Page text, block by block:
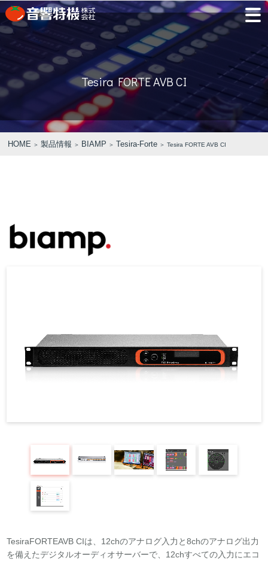
EN
PRODUCTS
製品情報
⾳響特機の特長
CONCEPT
⾳響特機の特長
特
機
特
モ
ル
ル
ム
PICK UP TRAINING
COMPANY
企業情報
概
要
営
所
社
沿
革
採
情
報
Tesira FORTE AVB CI
HOME ＞製品情報 ＞ BIAMP ＞ Tesira-Forte ＞ Tesira FORTE AVB CI
TesiraFORTEAVB CIは、12chのアナログ入力と8chのアナログ出力
を備えたデジタルオーディオサーバーで、12chすべての入力にエコ